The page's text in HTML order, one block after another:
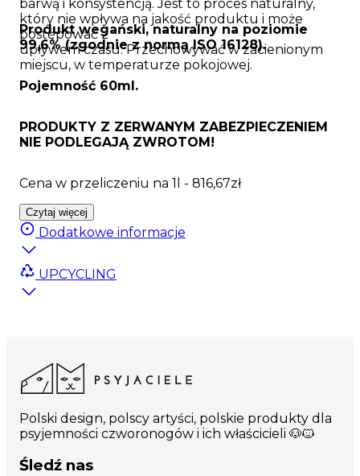
barwą i konsystencją. Jest to proces naturalny,
który nie wpływa na jakość produktu i może
postępować z
upływem czasu. Przechowywać w zacienionym
miejscu, w temperaturze pokojowej.
Produkt wegański, naturalny na poziomie
99,6% (zgodnie z normą ISO 16128).
Pojemność 60ml.
PRODUKTY Z ZERWANYM ZABEZPIECZENIEM
NIE PODLEGAJĄ ZWROTOM!
Cena w przeliczeniu na 1l - 816,67zł
Czytaj więcej
Dodatkowe informacje
UPCYCLING
Polski design, polscy artyści, polskie produkty dla
psyjemności czworonogów i ich właścicieli 🐶🐱
Śledź nas